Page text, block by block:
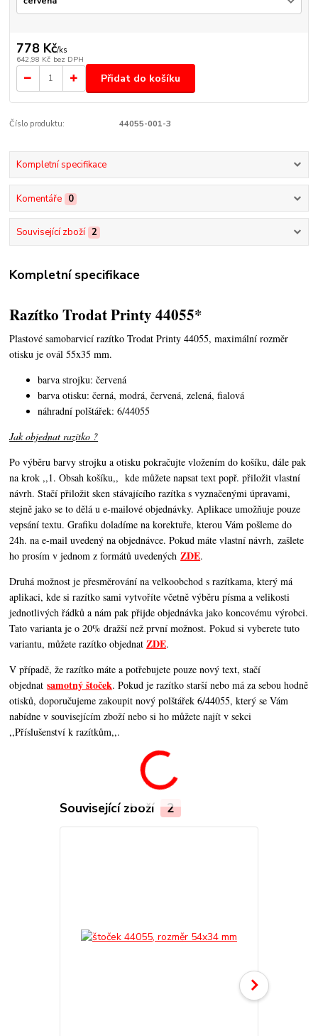
778 Kč/ks
642,98 Kč bez DPH
Přidat do košíku
Číslo produktu: 44055-001-3
Kompletní specifikace
Komentáře 0
Související zboží 2
Kompletní specifikace
Razítko Trodat Printy 44055*
Plastové samobarvicí razítko Trodat Printy 44055,maximální rozměr
otisku je ovál 55x35 mm.
barva strojku: červená
barva otisku: černá, modrá, červená, zelená, fialová
náhradní polštářek: 6/44055
Jak objednat razítko ?
Po výběru barvy strojku a otisku pokračujte vložením do košíku, dále pak
na krok ,,1. Obsah košíku,, kde můžete napsat text popř. přiložit vlastní
návrh. Stačí přiložit sken stávajícího razítka s vyznačenými úpravami,
stejně jako se to dělá u e-mailové objednávky. Aplikace umožňuje pouze
vepsání textu. Grafiku doladíme na korektuře, kterou Vám pošleme do
24h. na e-mail uvedený na objednávce. Pokud máte vlastní návrh, zašlete
ho prosím v jednom z formátů uvedenýchZDE.
Druhá možnost je přesměrování na velkoobchod s razítkama, který má
aplikaci, kde si razítko sami vytvoříte včetně výběru písma a velikosti
jednotlivých řádků a nám pak přijde objednávka jako koncovému výrobci.
Tato varianta je o 20% dražší než první možnost. Pokud si vyberete tuto
variantu, můžete razítko objednatZDE.
V případě, že razítko máte a potřebujete pouze nový text, stačí
objednatsamotný štoček. Pokud je razítko starší nebo má za sebou hodně
otisků, doporučujeme zakoupit nový polštářek 6/44055, který se Vám
nabídne v souvisejícím zboží nebo si ho můžete najít v sekci
,,Příslušenství k razítkům,,.
Související zboží 2